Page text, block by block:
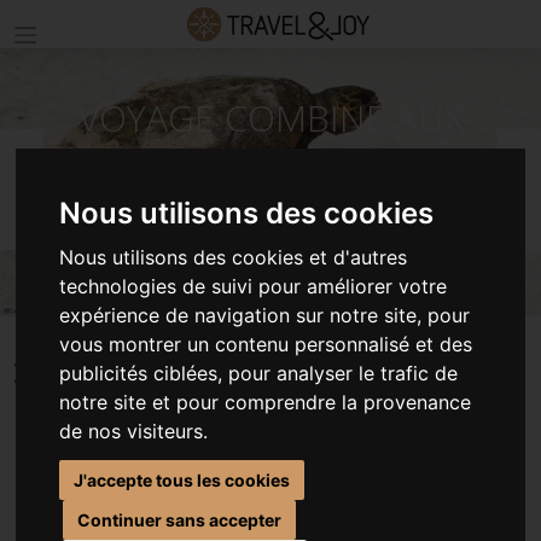
Nous utilisons des cookies
Nous utilisons des cookies et d'autres
technologies de suivi pour améliorer votre
expérience de navigation sur notre site, pour
vous montrer un contenu personnalisé et des
publicités ciblées, pour analyser le trafic de
notre site et pour comprendre la provenance
de nos visiteurs.
J'accepte tous les cookies
Continuer sans accepter
VOYAGE COMBINÉ AUX
SEYCHELLES - CIRCUIT 2 ÎLES
MAHÉ & PRASLIN
©Constance Lemuria
Précédent
ACCUEIL
SÉJOURS SEYCHELLES
VOYAGE COMBINÉ AUX SEYCHELLES - CIRCUIT 2 ÎLES MAHÉ & PRASLIN
VOYAGE COMBINÉ AUX